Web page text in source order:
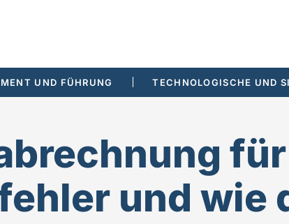
UND FÜHRUNG TECHNOLOGISCHE UND
und wie